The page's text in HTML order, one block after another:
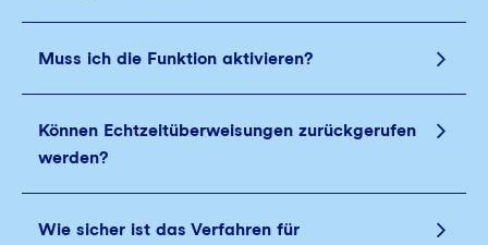
Muss ich die Funktion aktivieren?
Können Echtzeitüberweisungen zurückgerufen
werden?
Wie sicher ist das Verfahren für